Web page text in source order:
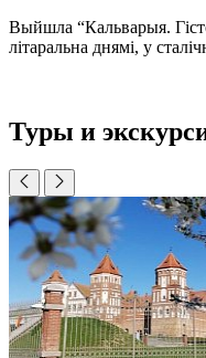
Выйшла “Кальварыя.
літаральна днямі, у
Туры и